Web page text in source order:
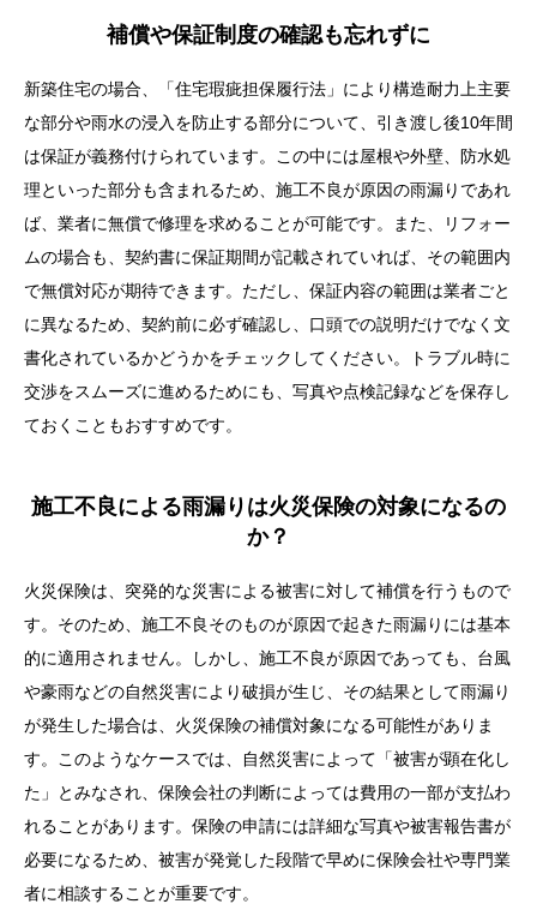
補償や保証制度の確認も忘れずに
新築住宅の場合、「住宅瑕疵担保履行法」により構造耐力上主要
な部分や雨水の浸入を防止する部分について、引き渡し後10年間
は保証が義務付けられています。この中には屋根や外壁、防水処
理といった部分も含まれるため、施工不良が原因の雨漏りであれ
ば、業者に無償で修理を求めることが可能です。また、リフォー
ムの場合も、契約書に保証期間が記載されていれば、その範囲内
で無償対応が期待できます。ただし、保証内容の範囲は業者ごと
に異なるため、契約前に必ず確認し、口頭での説明だけでなく文
書化されているかどうかをチェックしてください。トラブル時に
交渉をスムーズに進めるためにも、写真や点検記録などを保存し
ておくこともおすすめです。
施工不良による雨漏りは火災保険の対象になるの
か？
火災保険は、突発的な災害による被害に対して補償を行うもので
す。そのため、施工不良そのものが原因で起きた雨漏りには基本
的に適用されません。しかし、施工不良が原因であっても、台風
や豪雨などの自然災害により破損が生じ、その結果として雨漏り
が発生した場合は、火災保険の補償対象になる可能性がありま
す。このようなケースでは、自然災害によって「被害が顕在化し
た」とみなされ、保険会社の判断によっては費用の一部が支払わ
れることがあります。保険の申請には詳細な写真や被害報告書が
必要になるため、被害が発覚した段階で早めに保険会社や専門業
者に相談することが重要です。